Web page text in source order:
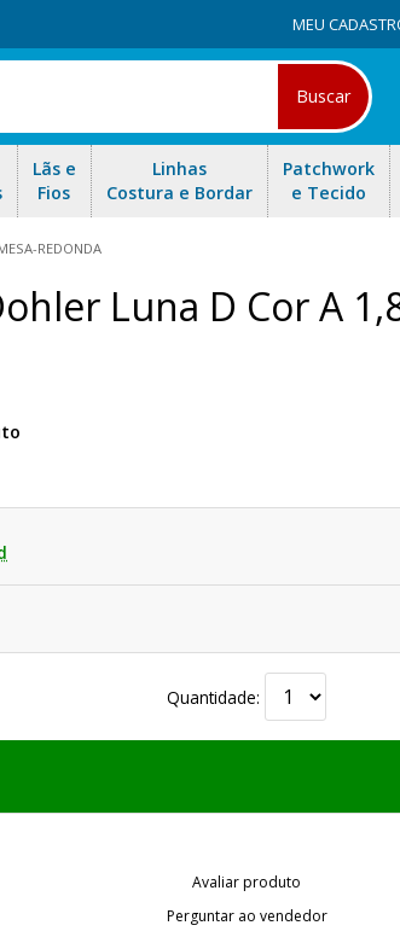
MEU
Buscar
Lãs e
Fios
Linhas
Costura e Bordar
Patchwork
e Tecido
REDONDA
Luna D Cor A
Quantidade:
Avaliar produto
Perguntar ao vendedor